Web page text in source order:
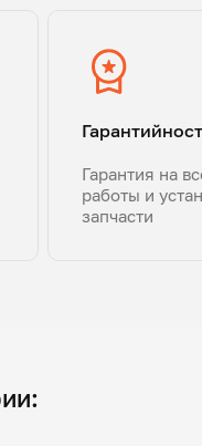
Гарантия на
работы и
запчасти